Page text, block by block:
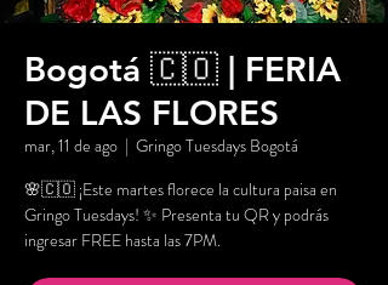
Bogotá 🇨🇴 | FERIA
DE LAS FLORES
mar, 11 de ago
  |
Gringo Tuesdays Bogotá
🌸🇨🇴 ¡Este martes florece la cultura paisa en
Gringo Tuesdays! ✨ Presenta tu QR y podrás
ingresar FREE hasta las 7PM.